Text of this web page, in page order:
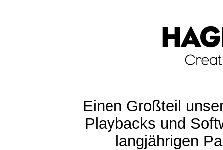
Einen Großteil
Playbacks und
langjährigen